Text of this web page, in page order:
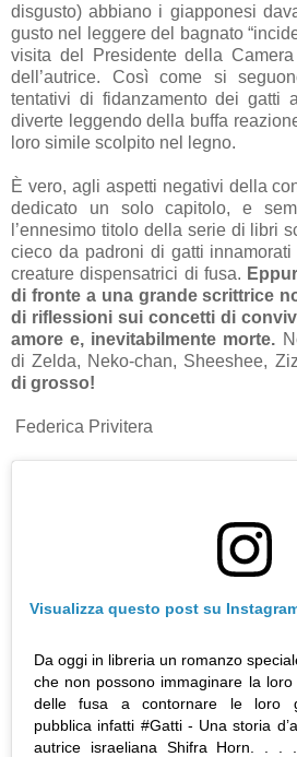
disgusto) abbiano i giapponesi
gusto nel leggere del bagnato
visita del Presidente della
dell’autrice. Così come si
tentativi di fidanzamento dei gatti
diverte leggendo della buffa
loro simile scolpito nel legno.
È vero, agli aspetti negativi della
dedicato un solo capitolo, e
l’ennesimo titolo della serie di libri
cieco da padroni di gatti
creature dispensatrici di fusa.
di fronte a una grande scrittrice
di riflessioni sui concetti di
amore e, inevitabilmente morte.
di Zelda, Neko-chan, Sheeshee,
di grosso!
Federica Privitera
Visualizza questo post su
Da oggi in libreria un romanzo
che non possono immaginare la
delle fusa a contornare le loro
pubblica infatti #Gatti - Una storia
autrice israeliana Shifra Horn. . .